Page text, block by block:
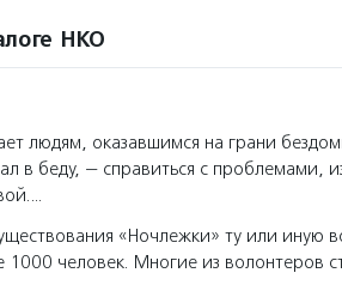
НКО
людям, оказавшимся на грани
в беду, — справиться с проблемами,
«Ночлежки» ту или иную
человек. Многие из волонтеров